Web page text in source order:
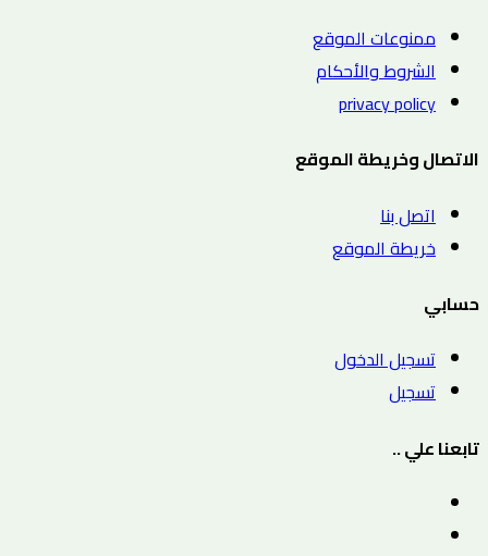
ممنوعات الموقع
الشروط والأحكام
privacy policy
الاتصال وخريطة الموقع
اتصل بنا
خريطة الموقع
حسابي
تسجيل الدخول
تسجيل
تابعنا علي ..